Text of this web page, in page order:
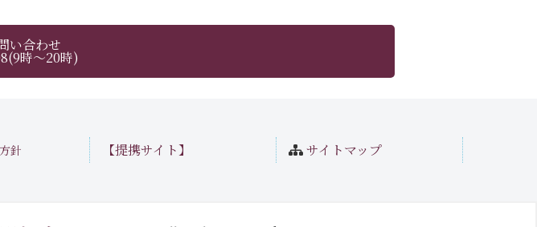
い合わせ
時～20時)
針 【提携サイト】 サイトマップ